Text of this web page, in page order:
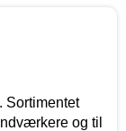
Sortimentet
og til